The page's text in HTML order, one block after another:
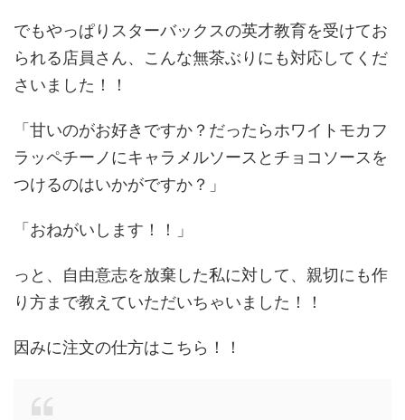
でもやっぱりスターバックスの英才教育を受けてお
られる店員さん、こんな無茶ぶりにも対応してくだ
さいました！！
「甘いのがお好きですか？だったらホワイトモカフ
ラッペチーノにキャラメルソースとチョコソースを
つけるのはいかがですか？」
「おねがいします！！」
っと、自由意志を放棄した私に対して、親切にも作
り方まで教えていただいちゃいました！！
因みに注文の仕方はこちら！！